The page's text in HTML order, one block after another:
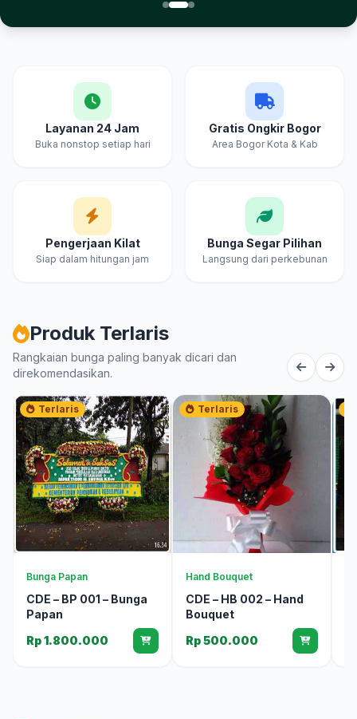
Layanan 24 Jam
Buka nonstop setiap hari
Gratis Ongkir Bogor
Area Bogor Kota & Kab
Pengerjaan Kilat
Siap dalam hitungan jam
Bunga Segar Pilihan
Langsung dari perkebunan
Produk Terlaris
Rangkaian bunga paling banyak dicari dan
direkomendasikan.
Terlaris
Bunga Papan
CDE – BP 001 – Bunga
Papan
Rp 1.800.000
Terlaris
Hand Bouquet
CDE – HB 002 – Hand
Bouquet
Rp 500.000